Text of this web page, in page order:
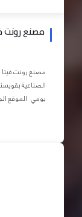
مصنع رونت
مصنع رونت فيتا
يومي الموقع